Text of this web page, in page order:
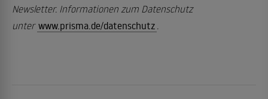
Newsletter. Informationen zum Datenschutz
unter www.prisma.de/datenschutz